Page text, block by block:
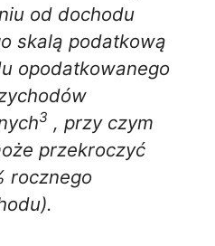
od dochodu
skalą podatkową
opodatkowanego
3 , przy czym
przekroczyć
rocznego